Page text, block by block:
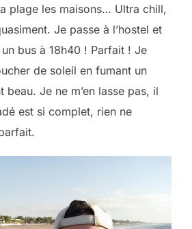
plage les maisons… Ultra chill,
Je passe à l’hostel et
bus à 18h40 ! Parfait ! Je
de soleil en fumant un
beau. Je ne m’en lasse pas, il
est si complet, rien ne